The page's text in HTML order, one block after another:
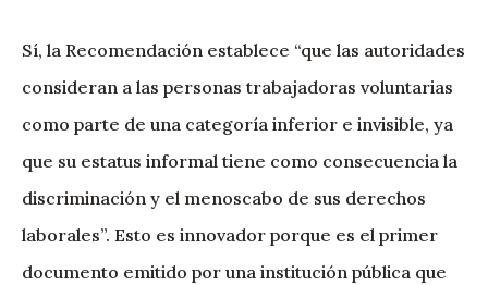
Sí, la Recomendación establece “que las autoridades
consideran a las personas trabajadoras voluntarias
como parte de una categoría inferior e invisible, ya
que su estatus informal tiene como consecuencia la
discriminación y el menoscabo de sus derechos
laborales”. Esto es innovador porque es el primer
documento emitido por una institución pública que